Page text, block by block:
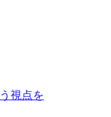
視点を